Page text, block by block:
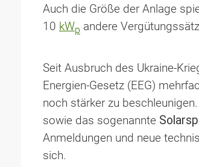
Auch die Größe der Anlage
10 kWp andere
Seit Ausbruch des Ukraine-
Energien-Gesetz (EEG)
noch stärker zu
sowie das sogenannte
Anmeldungen und neue
sich.